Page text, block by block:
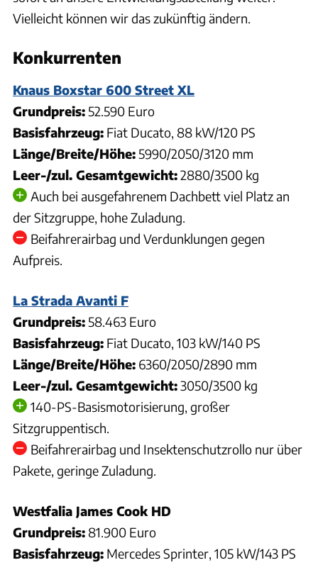
Vielleicht können wir das zukünftig ändern.
Konkurrenten
Knaus Boxstar 600 Street XL
Grundpreis:52.590 Euro
Basisfahrzeug: Fiat Ducato, 88 kW/120 PS
Länge/Breite/Höhe:5990/2050/3120 mm
Leer-/zul. Gesamtgewicht:2880/3500 kg
Auch bei ausgefahrenem Dachbett viel Platz an
der Sitzgruppe, hohe Zuladung.
Beifahrerairbag und Verdunklungen gegen
Aufpreis.
La Strada Avanti F
Grundpreis:58.463 Euro
Basisfahrzeug: Fiat Ducato, 103 kW/140 PS
Länge/Breite/Höhe: 6360/2050/2890 mm
Leer-/zul. Gesamtgewicht:3050/3500 kg
140-PS-Basismotorisierung, großer
Sitzgruppentisch.
Beifahrerairbag und Insektenschutzrollo nur über
Pakete, geringe Zuladung.
Westfalia James Cook HD
Grundpreis: 81.900 Euro
Basisfahrzeug: Mercedes Sprinter, 105 kW/143 PS